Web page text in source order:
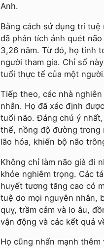
Anh.
Bằng cách sử dụng trí tuệ
đã phân tích ảnh quét
3,26 năm. Từ đó, họ tính
người tham gia. Chỉ số
tuổi thực tế của một
Tiếp theo, các nhà
nhân. Họ đã xác định
tuổi não. Đáng chú ý
thể, nồng độ đường trong
lão hóa, khiến bộ não
Không chỉ làm não già đi
khỏe nghiêm trọng. Các
huyết tương tăng cao có
tuệ do mọi nguyên nhân,
quỵ, trầm cảm và lo âu,
vận động và các kết quả
Họ cũng nhấn mạnh